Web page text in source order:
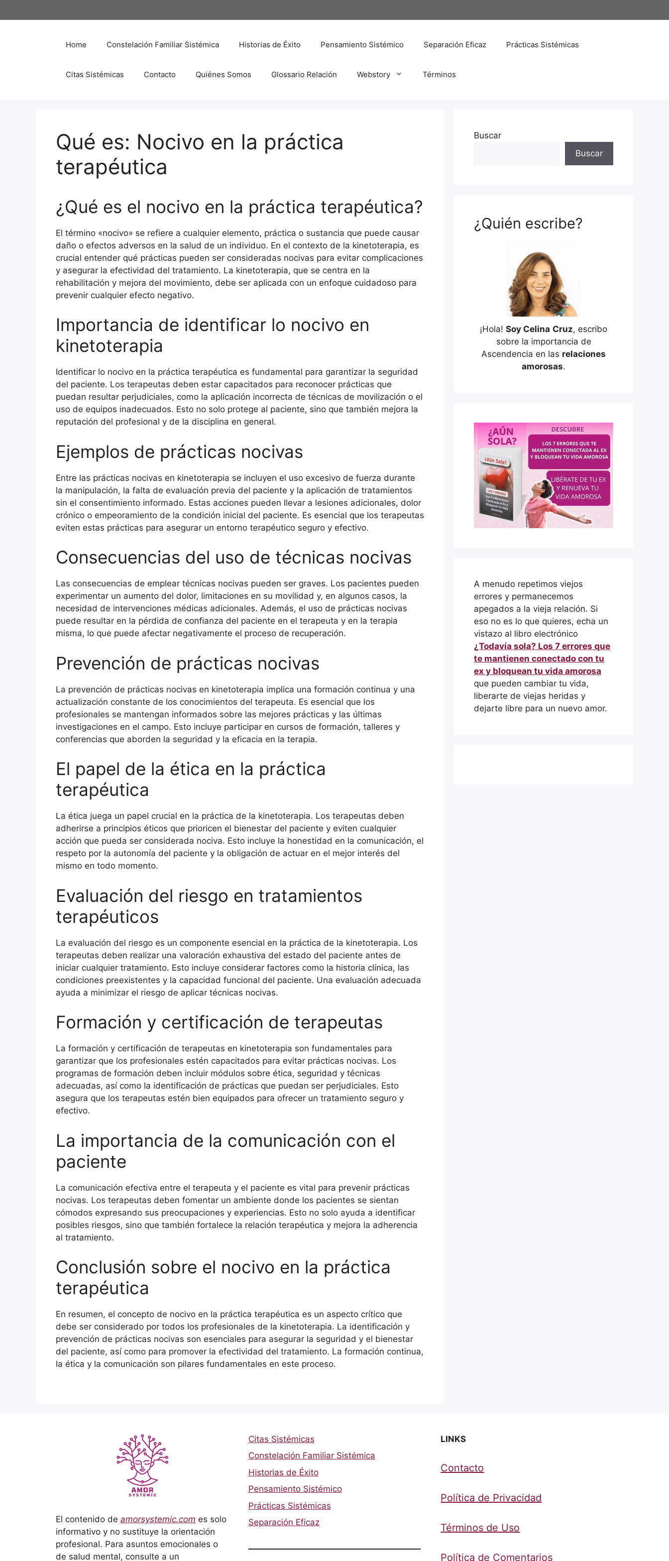
al
Home Constelación Familiar Sistémica Historias de Éxito Pensamiento Sistémico Separación Eficaz Prácticas Sistémicas
Citas Sistémicas Contacto Quiénes Somos Glossario Relación Webstory Términos
Qué es: Nocivo en la práctica
terapéutica
¿Qué es el nocivo en la práctica terapéutica?
El término «nocivo» se refiere a cualquier elemento, práctica o sustancia que puede causar
daño o efectos adversos en la salud de un individuo. En el contexto de la kinetoterapia, es
crucial entender qué prácticas pueden ser consideradas nocivas para evitar complicaciones
y asegurar la efectividad del tratamiento. La kinetoterapia, que se centra en la
rehabilitación y mejora del movimiento, debe ser aplicada con un enfoque cuidadoso para
prevenir cualquier efecto negativo.
Importancia de identificar lo nocivo en
kinetoterapia
Identificar lo nocivo en la práctica terapéutica es fundamental para garantizar la seguridad
del paciente. Los terapeutas deben estar capacitados para reconocer prácticas que
puedan resultar perjudiciales, como la aplicación incorrecta de técnicas de movilización o el
uso de equipos inadecuados. Esto no solo protege al paciente, sino que también mejora la
reputación del profesional y de la disciplina en general.
Ejemplos de prácticas nocivas
Entre las prácticas nocivas en kinetoterapia se incluyen el uso excesivo de fuerza durante
la manipulación, la falta de evaluación previa del paciente y la aplicación de tratamientos
sin el consentimiento informado. Estas acciones pueden llevar a lesiones adicionales, dolor
crónico o empeoramiento de la condición inicial del paciente. Es esencial que los terapeutas
eviten estas prácticas para asegurar un entorno terapéutico seguro y efectivo.
Consecuencias del uso de técnicas nocivas
Las consecuencias de emplear técnicas nocivas pueden ser graves. Los pacientes pueden
experimentar un aumento del dolor, limitaciones en su movilidad y, en algunos casos, la
necesidad de intervenciones médicas adicionales. Además, el uso de prácticas nocivas
puede resultar en la pérdida de confianza del paciente en el terapeuta y en la terapia
misma, lo que puede afectar negativamente el proceso de recuperación.
Prevención de prácticas nocivas
La prevención de prácticas nocivas en kinetoterapia implica una formación continua y una
actualización constante de los conocimientos del terapeuta. Es esencial que los
profesionales se mantengan informados sobre las mejores prácticas y las últimas
investigaciones en el campo. Esto incluye participar en cursos de formación, talleres y
conferencias que aborden la seguridad y la eficacia en la terapia.
El papel de la ética en la práctica
terapéutica
La ética juega un papel crucial en la práctica de la kinetoterapia. Los terapeutas deben
adherirse a principios éticos que prioricen el bienestar del paciente y eviten cualquier
acción que pueda ser considerada nociva. Esto incluye la honestidad en la comunicación, el
respeto por la autonomía del paciente y la obligación de actuar en el mejor interés del
mismo en todo momento.
Evaluación del riesgo en tratamientos
terapéuticos
La evaluación del riesgo es un componente esencial en la práctica de la kinetoterapia. Los
terapeutas deben realizar una valoración exhaustiva del estado del paciente antes de
iniciar cualquier tratamiento. Esto incluye considerar factores como la historia clínica, las
condiciones preexistentes y la capacidad funcional del paciente. Una evaluación adecuada
ayuda a minimizar el riesgo de aplicar técnicas nocivas.
Formación y certificación de terapeutas
La formación y certificación de terapeutas en kinetoterapia son fundamentales para
garantizar que los profesionales estén capacitados para evitar prácticas nocivas. Los
programas de formación deben incluir módulos sobre ética, seguridad y técnicas
adecuadas, así como la identificación de prácticas que puedan ser perjudiciales. Esto
asegura que los terapeutas estén bien equipados para ofrecer un tratamiento seguro y
efectivo.
La importancia de la comunicación con el
paciente
La comunicación efectiva entre el terapeuta y el paciente es vital para prevenir prácticas
nocivas. Los terapeutas deben fomentar un ambiente donde los pacientes se sientan
cómodos expresando sus preocupaciones y experiencias. Esto no solo ayuda a identificar
posibles riesgos, sino que también fortalece la relación terapéutica y mejora la adherencia
al tratamiento.
Conclusión sobre el nocivo en la práctica
terapéutica
En resumen, el concepto de nocivo en la práctica terapéutica es un aspecto crítico que
debe ser considerado por todos los profesionales de la kinetoterapia. La identificación y
prevención de prácticas nocivas son esenciales para asegurar la seguridad y el bienestar
del paciente, así como para promover la efectividad del tratamiento. La formación continua,
la ética y la comunicación son pilares fundamentales en este proceso.
Buscar
Buscar
¿Quién escribe?
¡Hola! Soy Celina Cruz, escribo
sobre la importancia de
Ascendencia en las relaciones
amorosas.
A menudo repetimos viejos
errores y permanecemos
apegados a la vieja relación. Si
eso no es lo que quieres, echa un
vistazo al libro electrónico
¿Todavía sola? Los 7 errores que
te mantienen conectado con tu
ex y bloquean tu vida amorosa
que pueden cambiar tu vida,
liberarte de viejas heridas y
dejarte libre para un nuevo amor.
El contenido de amorsystemic.com es solo
informativo y no sustituye la orientación
profesional. Para asuntos emocionales o
de salud mental, consulte a un
Citas Sistémicas
Constelación Familiar Sistémica
Historias de Éxito
Pensamiento Sistémico
Prácticas Sistémicas
Separación Eficaz
LINKS
Contacto
Política de Privacidad
Términos de Uso
Política de Comentarios